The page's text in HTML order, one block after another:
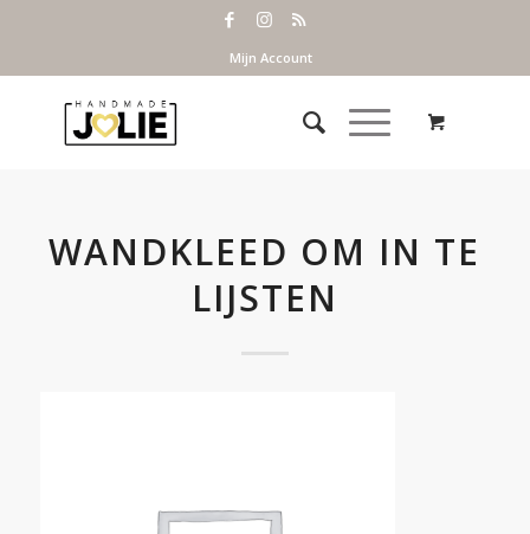
Mijn Account
WANDKLEED OM IN TE
LIJSTEN